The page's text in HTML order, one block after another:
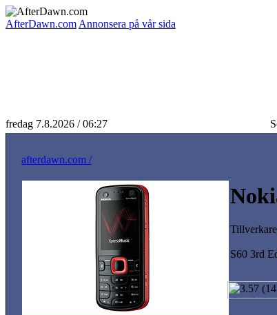
AfterDawn.com Annonsera på vår sida
fredag 7.8.2026 / 06:27
afterdawn.com /
S60 3rd